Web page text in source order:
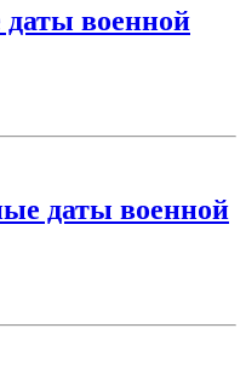
военной
даты военной